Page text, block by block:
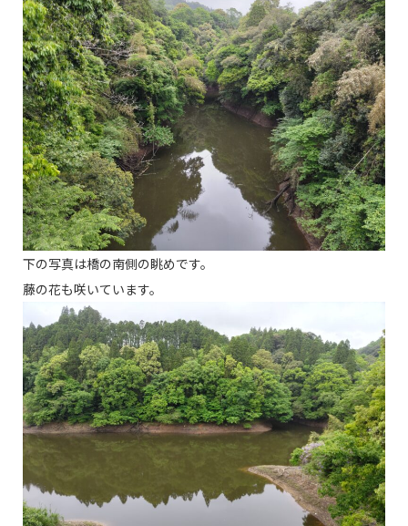
下の写真は橋の南側の眺めです。
藤の花も咲いています。